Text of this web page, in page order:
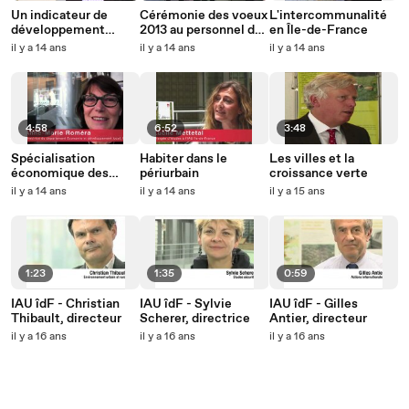
Un indicateur de
développement
humain à l'échelle
il y a 14 ans
4:58
Spécialisation
économique des
territoires
il y a 14 ans
1:23
IAU îdF - Christian
Thibault, directeur
il y a 16 ans
Cérémonie des voeux
2013 au personnel de
l'IAU île-de-France -
il y a 14 ans
6:52
Habiter dans le
périurbain
il y a 14 ans
1:35
IAU îdF - Sylvie
Scherer, directrice
il y a 16 ans
L'intercommunalité
en Île-de-France
il y a 14 ans
3:48
Les villes et la
croissance verte
il y a 15 ans
0:59
IAU îdF - Gilles
Antier, directeur
il y a 16 ans